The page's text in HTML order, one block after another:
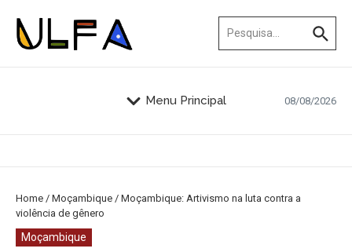
Menu Principal 08/08/2026
Home / Moçambique / Moçambique: Artivismo na luta contra a
violência de gênero
Moçambique